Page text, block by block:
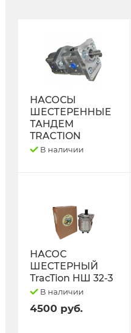
НАСОСЫ
ШЕСТЕРЕННЫЕ
ТАНДЕМ
TRACTION
В наличии
НАСОС
ШЕСТЕРНЫЙ
TracTion НШ 32-3
В наличии
4500 руб.